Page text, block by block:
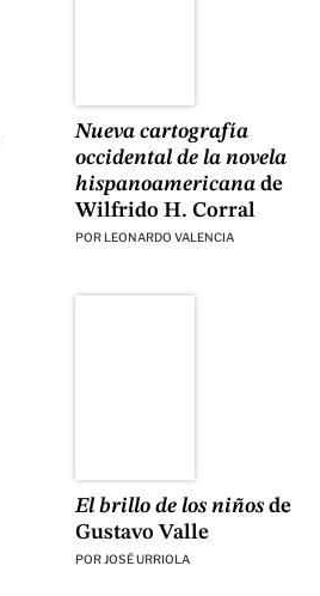
Nueva cartografía
occidental de la novela
hispanoamericanade
Wilfrido H. Corral
POR LEONARDO VALENCIA
El brillo de los niñosde
Gustavo Valle
POR JOSÉ URRIOLA